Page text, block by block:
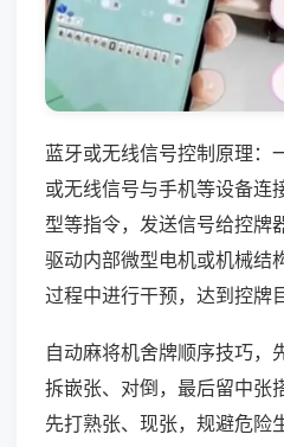
蓝牙或无线信号控制原理：
或无线信号与手机等设备连
型等指令，发送信号给控牌
驱动内部微型电机或机械结
过程中进行干预，达到控牌
自动麻将机舍牌顺序技巧，
拆嵌张、对倒，最后留中张
先打熟张、现张，规避危险